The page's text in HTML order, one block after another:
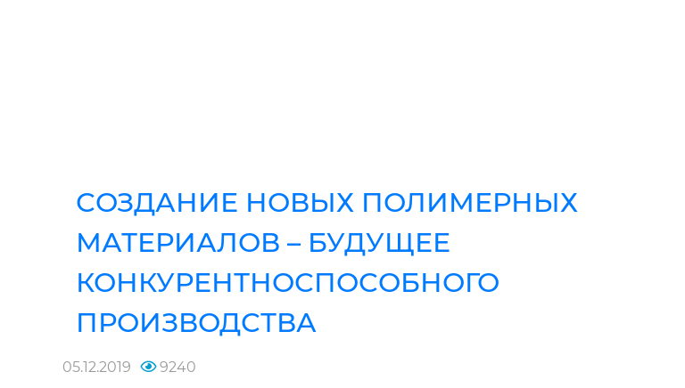
СОЗДАНИЕ НОВЫХ ПОЛИМЕРНЫХ
МАТЕРИАЛОВ – БУДУЩЕЕ
КОНКУРЕНТНОСПОСОБНОГО
ПРОИЗВОДСТВА
05.12.2019 9240